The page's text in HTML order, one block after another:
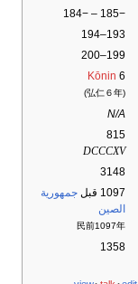
−185 – −184
193–194
199–200
Kōnin 6
(弘仁６年)
N/A
815
DCCCXV
3148
1097 قبل
جمهورية
الصين
民前1097年
1358